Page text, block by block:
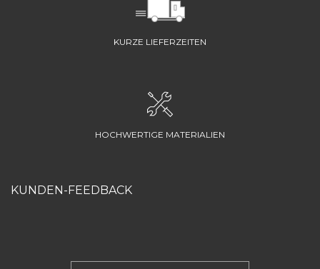
KURZE LIEFERZEITEN
HOCHWERTIGE MATERIALIEN
KUNDEN-FEEDBACK